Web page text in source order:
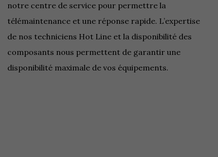
notre centre de service pour permettre la
télémaintenance et une réponse rapide. L’expertise
de nos techniciens Hot Line et la disponibilité des
composants nous permettent de garantir une
disponibilité maximale de vos équipements.